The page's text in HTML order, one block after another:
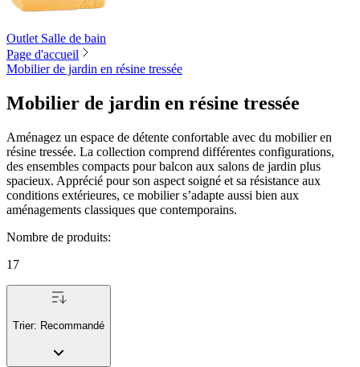
Outlet Salle de bain
Page d'accueil
Mobilier de jardin en résine tressée
Mobilier de jardin en résine tressée
Aménagez un espace de détente confortable avec du mobilier en
résine tressée. La collection comprend différentes configurations,
des ensembles compacts pour balcon aux salons de jardin plus
spacieux. Apprécié pour son aspect soigné et sa résistance aux
conditions extérieures, ce mobilier s’adapte aussi bien aux
aménagements classiques que contemporains.
Nombre de produits:
17
Trier: Recommandé